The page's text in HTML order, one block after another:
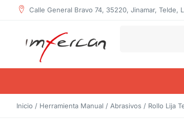
Calle General Bravo 74, 35220, Jinamar, Telde,
Inicio / Herramienta Manual / Abrasivos / Rollo Lija